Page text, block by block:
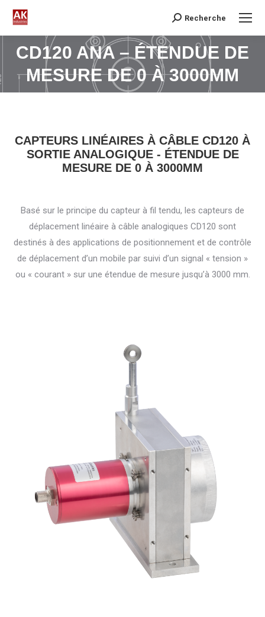
Search:Recherche
CD120 ANA – ÉTENDUE DE
MESURE DE 0 À 3000MM
Vous êtes ici :
CAPTEURS LINÉAIRES À CÂBLE CD120 À
SORTIE ANALOGIQUE - ÉTENDUE DE
MESURE DE 0 À 3000MM
Basé sur le principe du capteur à fil tendu, les capteurs de
déplacement linéaire à câble analogiques CD120 sont
destinés à des applications de positionnement et de contrôle
de déplacement d’un mobile par suivi d’un signal « tension »
ou « courant » sur une étendue de mesure jusqu’à 3000 mm.